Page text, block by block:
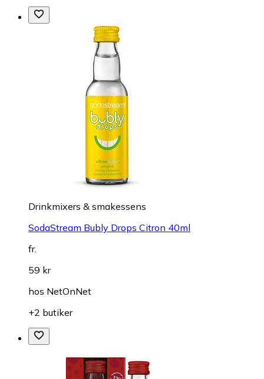
Drinkmixers & smakessens
SodaStream Bubly Drops Citron 40ml
fr.
59 kr
hos NetOnNet
+2 butiker